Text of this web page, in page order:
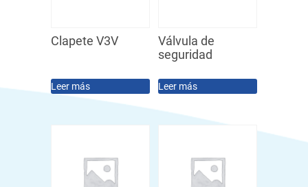
Clapete V3V
Leer más
Válvula de
seguridad
Leer más